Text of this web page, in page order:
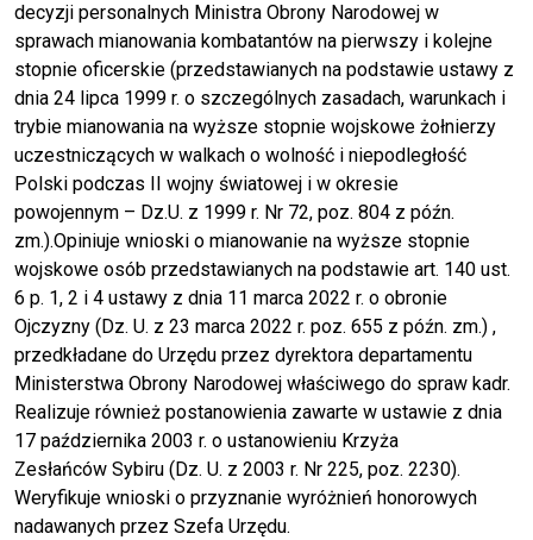
decyzji personalnych Ministra Obrony Narodowej w
sprawach mianowania kombatantów na pierwszy i kolejne
stopnie oficerskie (przedstawianych na podstawie ustawy z
dnia 24 lipca 1999 r. o szczególnych zasadach, warunkach i
trybie mianowania na wyższe stopnie wojskowe żołnierzy
uczestniczących w walkach o wolność i niepodległość
Polski podczas II wojny światowej i w okresie
powojennym – Dz.U. z 1999 r. Nr 72, poz. 804 z późn.
zm.).Opiniuje wnioski o mianowanie na wyższe stopnie
wojskowe osób przedstawianych na podstawie art. 140 ust.
6 p. 1, 2 i 4 ustawy z dnia 11 marca 2022 r. o obronie
Ojczyzny (Dz. U. z 23 marca 2022 r. poz. 655 z późn. zm.) ,
przedkładane do Urzędu przez dyrektora departamentu
Ministerstwa Obrony Narodowej właściwego do spraw kadr.
Realizuje również postanowienia zawarte w ustawie z dnia
17 października 2003 r. o ustanowieniu Krzyża
Zesłańców Sybiru (Dz. U. z 2003 r. Nr 225, poz. 2230).
Weryfikuje wnioski o przyznanie wyróżnień honorowych
nadawanych przez Szefa Urzędu.